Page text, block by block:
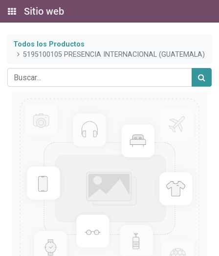
Sitio web
Todos los Productos
5195100105 PRESENCIA INTERNACIONAL (GUATEMALA)